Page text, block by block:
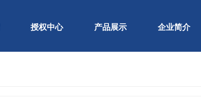
授权中心 产品展示 企业简介